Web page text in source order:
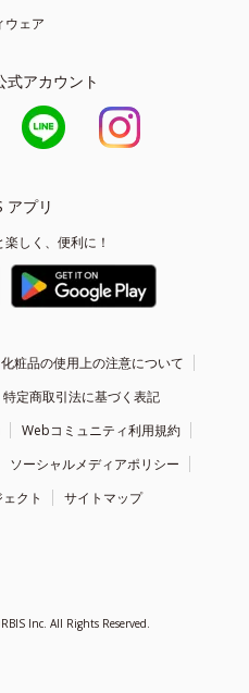
ウェア
式アカウント
アプリ
しく、便利に！
化粧品の使用上の注意について
特定商取引法に基づく表記
Webコミュニティ利用規約
ソーシャルメディアポリシー
クト
サイトマップ
Inc. All Rights Reserved.